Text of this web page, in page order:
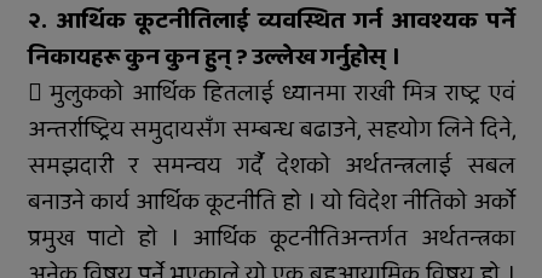
२. आर्थिक कूटनीतिलाई व्यवस्थित गर्न आवश्यक पर्ने
निकायहरू कुन कुन हुन् ? उल्लेख गर्नुहोस् ।
 मुलुकको आर्थिक हितलाई ध्यानमा राखी मित्र राष्ट्र एवं
अन्तर्राष्ट्रिय समुदायसँग सम्बन्ध बढाउने, सहयोग लिने दिने,
समझदारी र समन्वय गर्दै देशको अर्थतन्त्रलाई सबल
बनाउने कार्य आर्थिक कूटनीति हो । यो विदेश नीतिको अर्को
प्रमुख पाटो हो । आर्थिक कूटनीतिअन्तर्गत अर्थतन्त्रका